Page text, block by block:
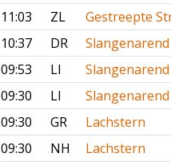
11:03
ZL
Gestreepte
10:37
DR
Slangenarend
09:53
LI
Slangenarend
09:30
LI
Slangenarend
09:30
GR
Lachstern
09:30
NH
Lachstern